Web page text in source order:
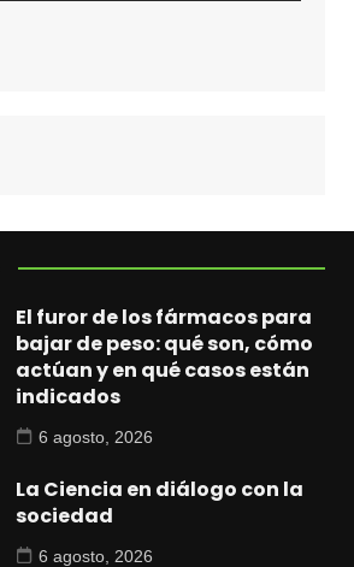
El furor de los fármacos para
bajar de peso: qué son, cómo
actúan y en qué casos están
indicados
6 agosto, 2026
La Ciencia en diálogo con la
sociedad
6 agosto, 2026